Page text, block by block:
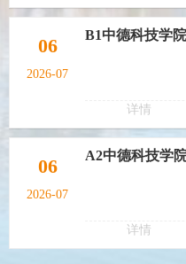
06
2026-07
详情
06
2026-07
详情